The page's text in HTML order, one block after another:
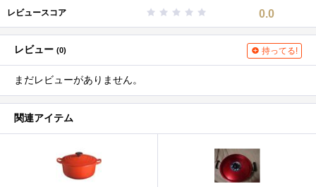
レビュースコア 0.0
レビュー (0) 持ってる!
まだレビューがありません。
関連アイテム